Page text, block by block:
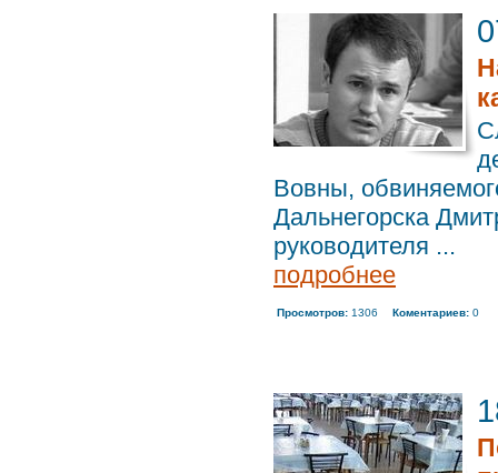
Вовны,
Дальнегорска
руководителя ...
подробнее
Просмотров: 1306 Коментариев: 0